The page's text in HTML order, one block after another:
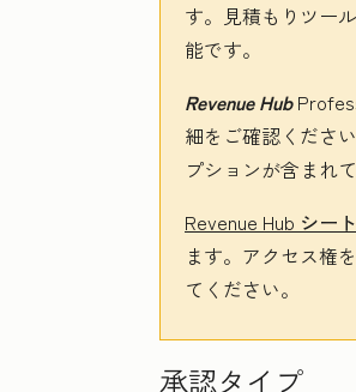
す。見積もりツール
能です。
Revenue Hub
細をご確認ください
プションが含まれ
Revenue Hub シート
ます。アクセス権
てください。
承認タイプ